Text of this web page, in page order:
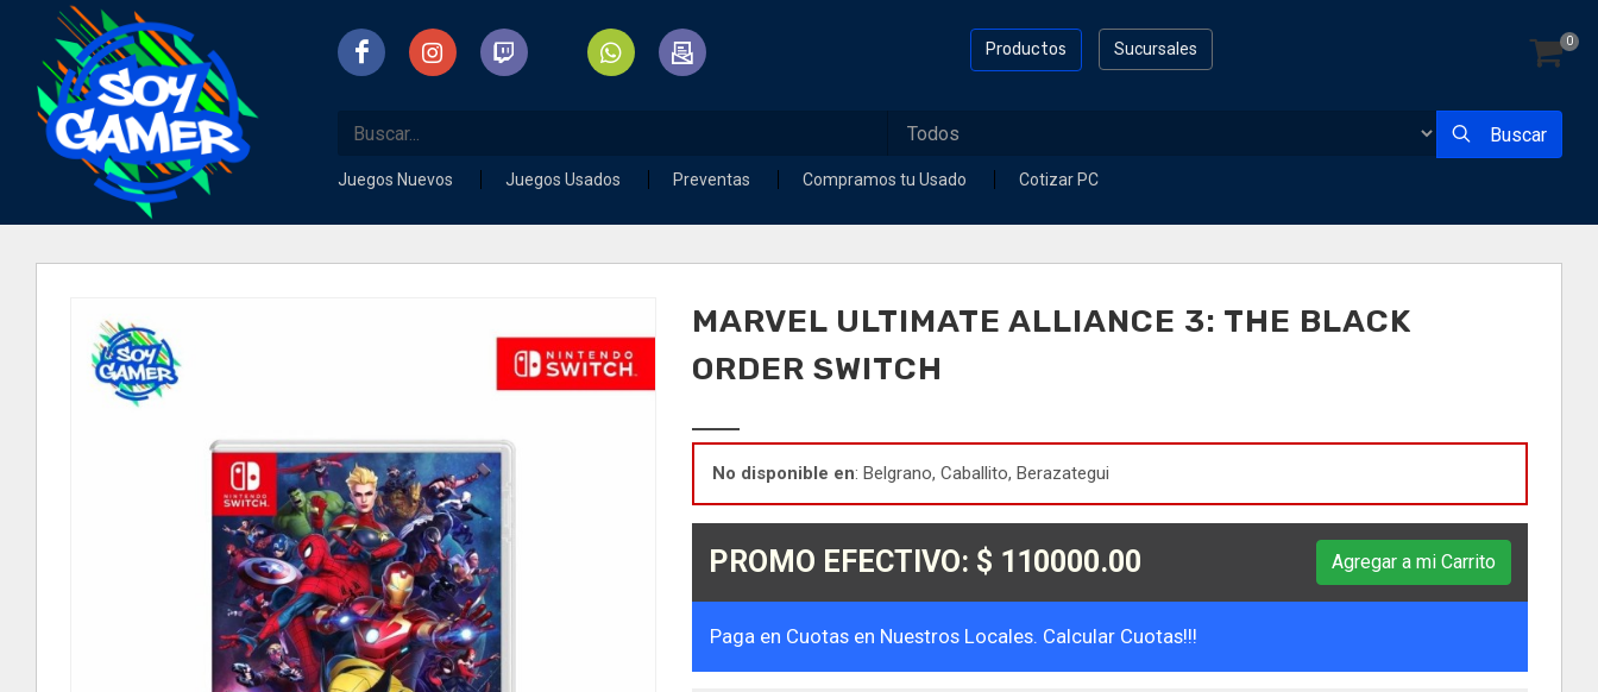
Sucursales
Productos 0
Buscar
Juegos Nuevos Juegos Usados Preventas Compramos tu Usado Cotizar PC
MARVEL ULTIMATE ALLIANCE 3: THE BLACK
ORDER SWITCH
No disponible en: Belgrano, Caballito, Berazategui
PROMO EFECTIVO: $ 110000.00 Agregar a mi Carrito
Paga en Cuotas en Nuestros Locales. Calcular Cuotas!!!